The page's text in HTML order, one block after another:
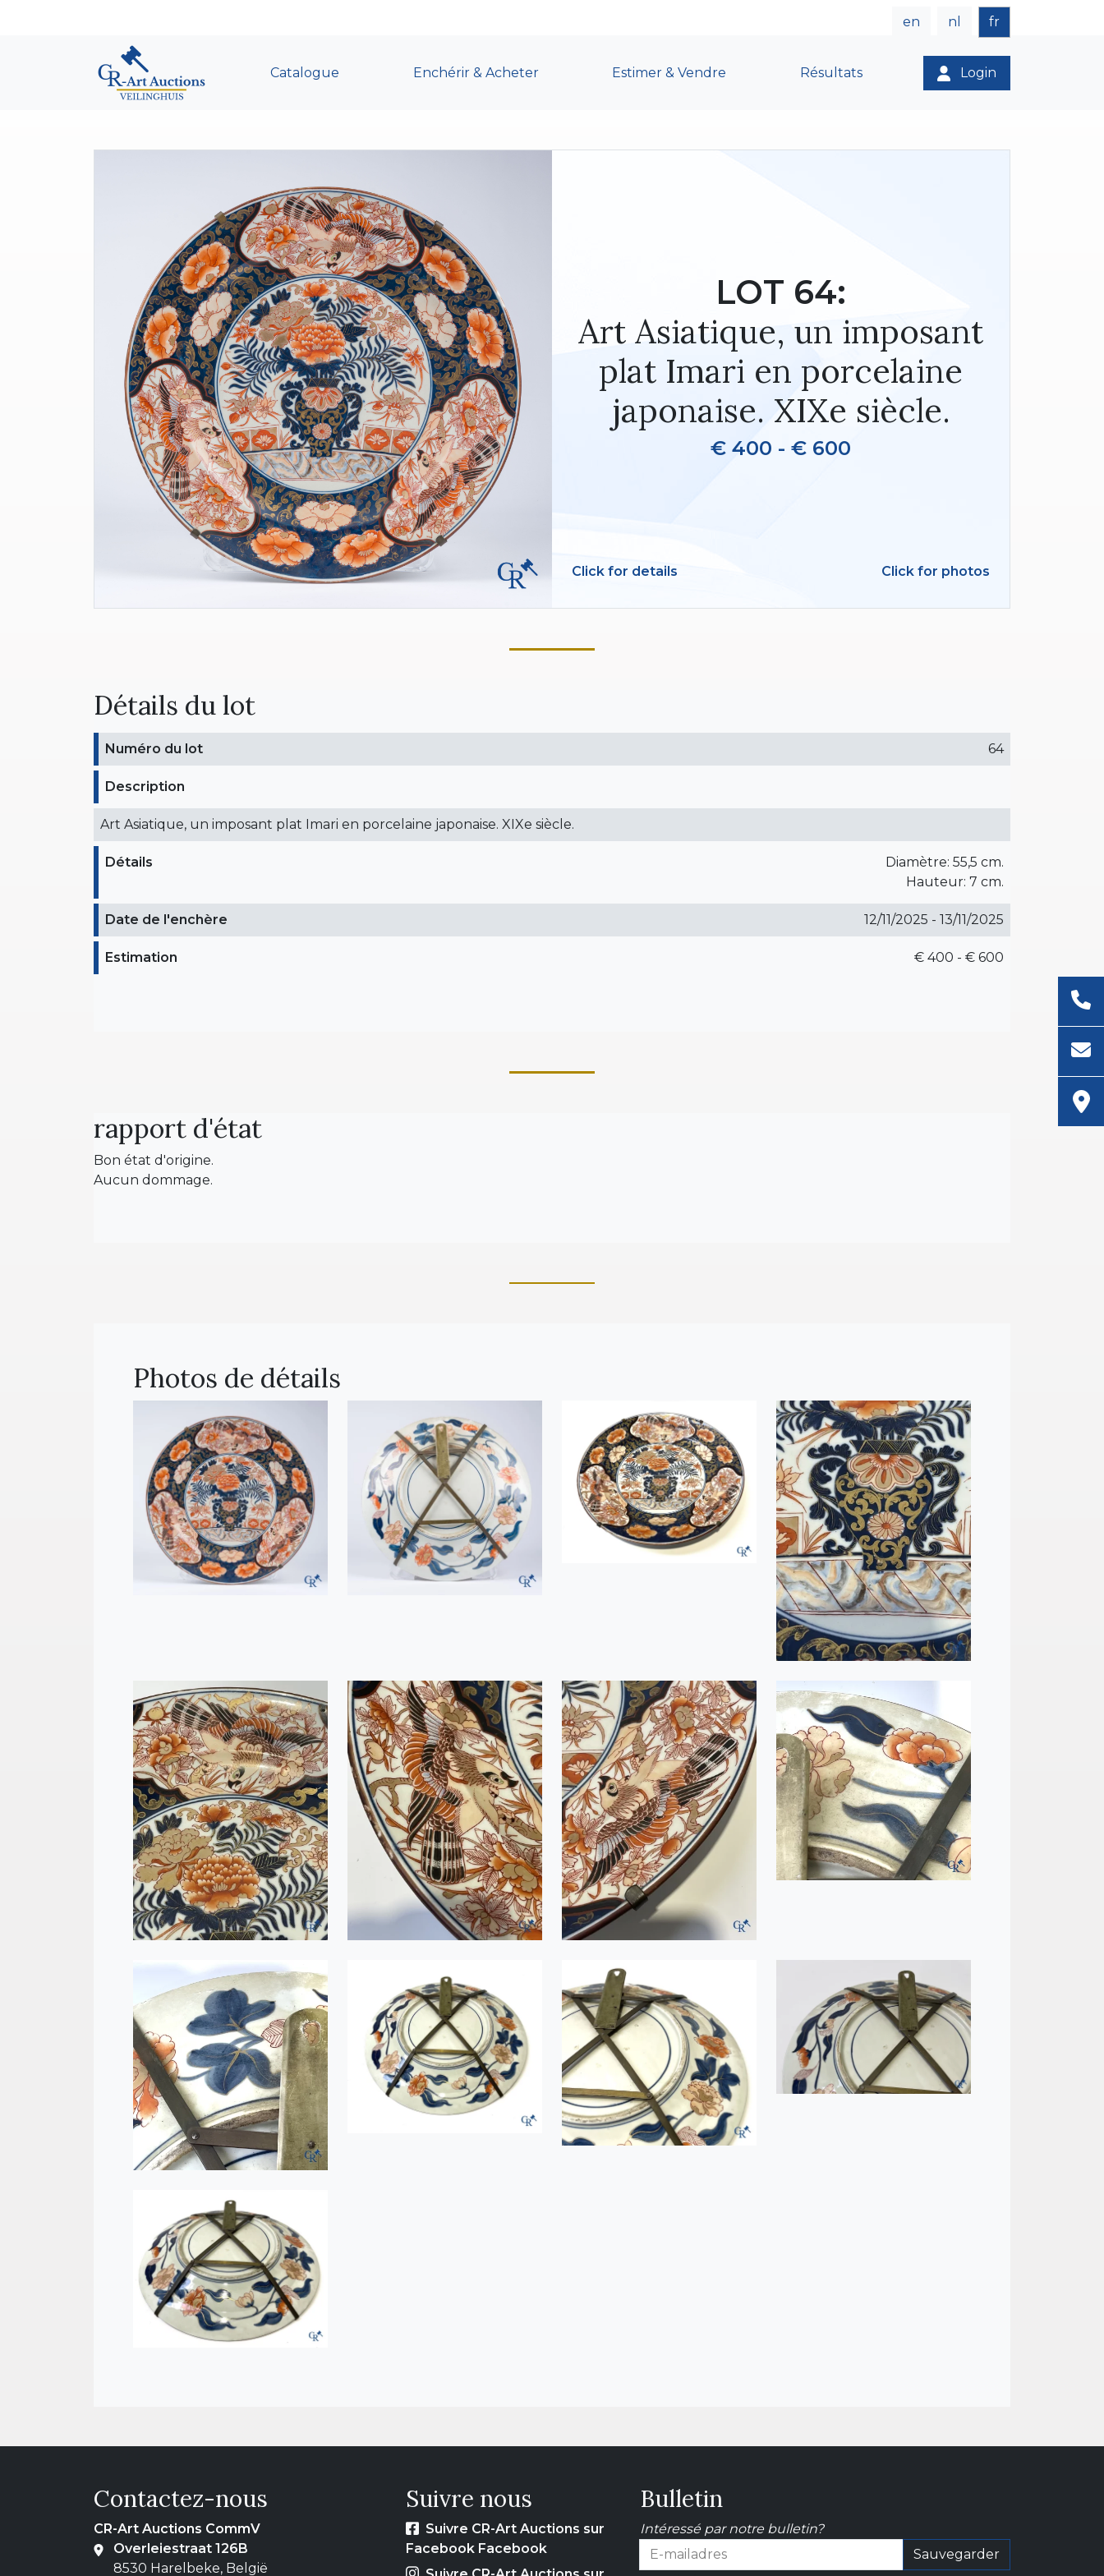
en nl fr
Catalogue Enchérir & Acheter Estimer & Vendre Résultats Login
LOT 64:
Art Asiatique, un imposant
plat Imari en porcelaine
japonaise. XIXe siècle.
€ 400 - € 600
Click for details Click for photos
Détails du lot
Numéro du lot 64
Description
Art Asiatique, un imposant plat Imari en porcelaine japonaise. XIXe siècle.
Détails
Diamètre: 55,5 cm.
Hauteur: 7 cm.
Date de l'enchère 12/11/2025 - 13/11/2025
Estimation € 400 - € 600
rapport d'état
Bon état d'origine.
Aucun dommage.
Photos de détails
Contactez-nous
CR-Art Auctions CommV
Overleiestraat 126B
8530 Harelbeke, België
Suivre nous
Suivre CR-Art Auctions sur
Facebook Facebook
Bulletin
Intéressé par notre bulletin?
Sauvegarder